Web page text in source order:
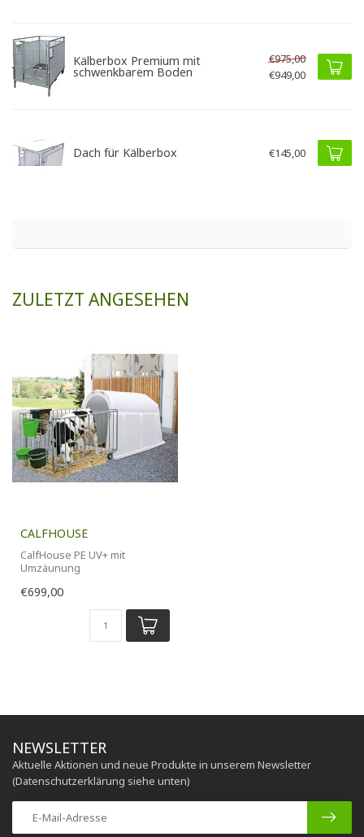
Kälberbox Premium mit
schwenkbarem Boden
€975,00
€949,00
Dach für Kälberbox €145,00
ZULETZT ANGESEHEN
CALFHOUSE
CalfHouse PE UV+ mit
Umzäunung
€699,00
NEWSLETTER
Aktuelle Aktionen und neue Produkte in unserem Newsletter
(Datenschutzerklärung siehe unten)